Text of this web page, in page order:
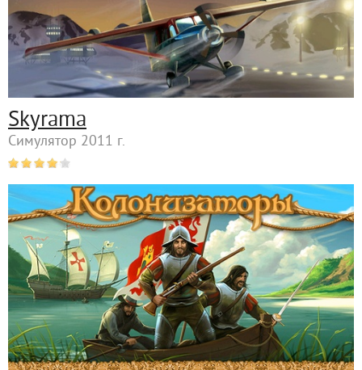
Skyrama
Симулятор 2011 г.